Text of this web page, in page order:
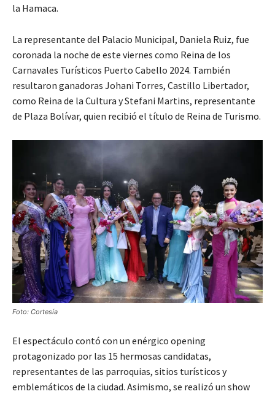
la Hamaca.
La representante del Palacio Municipal, Daniela Ruiz, fue
coronada la noche de este viernes como Reina de los
Carnavales Turísticos Puerto Cabello 2024. También
resultaron ganadoras Johani Torres, Castillo Libertador,
como Reina de la Cultura y Stefani Martins, representante
de Plaza Bolívar, quien recibió el título de Reina de Turismo.
Foto: Cortesía
El espectáculo contó con un enérgico opening
protagonizado por las 15 hermosas candidatas,
representantes de las parroquias, sitios turísticos y
emblemáticos de la ciudad. Asimismo, se realizó un show